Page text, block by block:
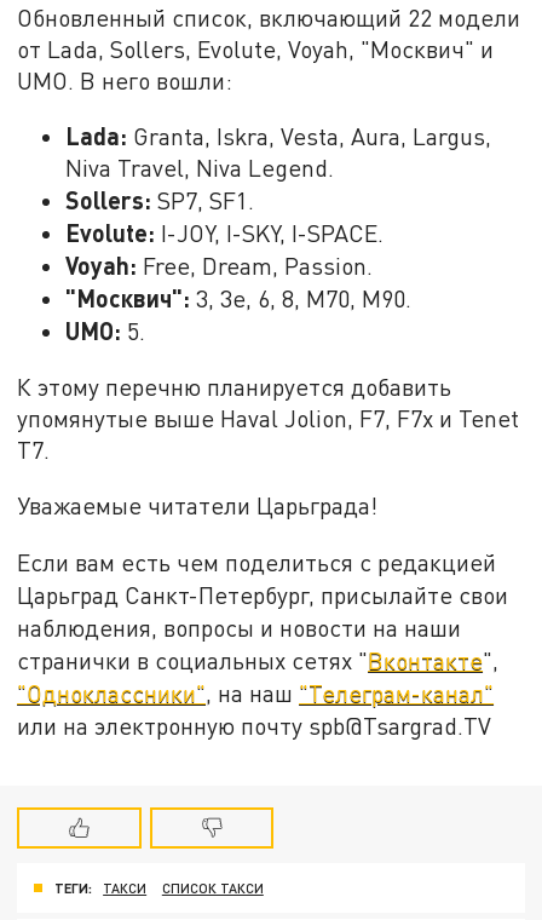
Обновленный список, включающий 22 модели
от Lada, Sollers, Evolute, Voyah, "Москвич" и
UMO. В него вошли:
Lada: Granta, Iskra, Vesta, Aura, Largus,
Niva Travel, Niva Legend.
Sollers: SP7, SF1.
Evolute: I-JOY, I-SKY, I-SPACE.
Voyah: Free, Dream, Passion.
"Москвич": 3, 3е, 6, 8, М70, М90.
UMO: 5.
К этому перечню планируется добавить
упомянутые выше Haval Jolion, F7, F7x и Tenet
Т7.
Уважаемые читатели Царьграда!
Если вам есть чем поделиться с редакцией
Царьград Санкт-Петербург, присылайте свои
наблюдения, вопросы и новости на наши
странички в социальных сетях "Вконтакте",
"Одноклассники" , на наш "Телеграм-канал"
или на электронную почту spb@Tsargrad.TV
ТЕГИ: ТАКСИ СПИСОК ТАКСИ